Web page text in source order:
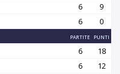
6
9
6 0
PARTITE PUNTI
6
18
6
12